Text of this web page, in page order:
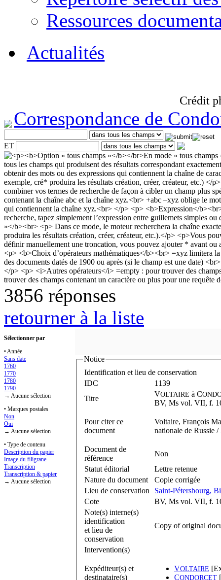
Ressources
Actualités
Crédit
Correspondance de
ET
3856 réponses
retourner à la liste
Sélectionner par
• Année
Sans date
1760
1770
1780
1790
→ Aucune sélection
• Marques postales
Non
Oui
→ Aucune sélection
• Type de contenu
Description du papier
Image du filigrane
Transcription
Transcription & papier
→ Aucune sélection
Notice
Identification et lieu de conservation
IDC
1139
Titre
VOLTAIRE à C
BV, Ms vol. VII, f.
Pour citer ce
document
Voltaire, François
nationale de Russie
Document de
référence
Non
Statut éditorial
Lettre retenue
Nature du document
Copie corrigée
Lieu de conservation
Saint-Pétersbourg,
Cote
BV, Ms vol. VII, f.
Note(s) interne(s)
identification
et lieu de
conservation
Copy of original
Intervention(s)
Expéditeur(s) et
destinataire(s)
VOLTAIRE
CONDORCET